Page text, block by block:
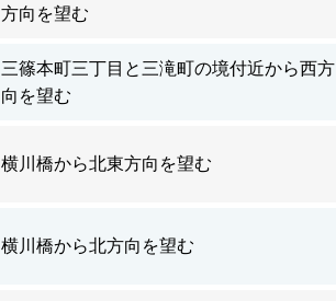
方向を望む
三篠本町三丁目と三滝町の境付近から西方
向を望む
横川橋から北東方向を望む
横川橋から北方向を望む